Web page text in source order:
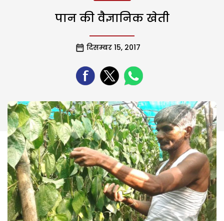
पान की वैज्ञानिक खेती
दिसम्बर 15, 2017